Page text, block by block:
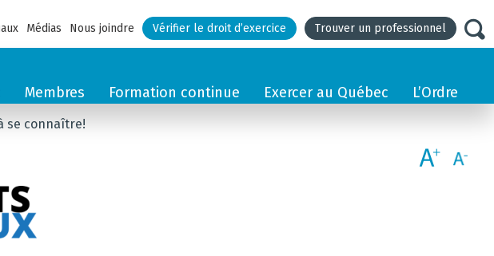
Médias Nous joindre Vérifier le droit d’exercice Trouver un professionnel
Membres Formation continue Exercer au Québec L’Ordre
se connaître!